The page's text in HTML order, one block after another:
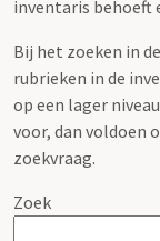
inventaris behoeft
Bij het zoeken in
rubrieken in de
op een lager
voor, dan voldoen
zoekvraag.
Zoek